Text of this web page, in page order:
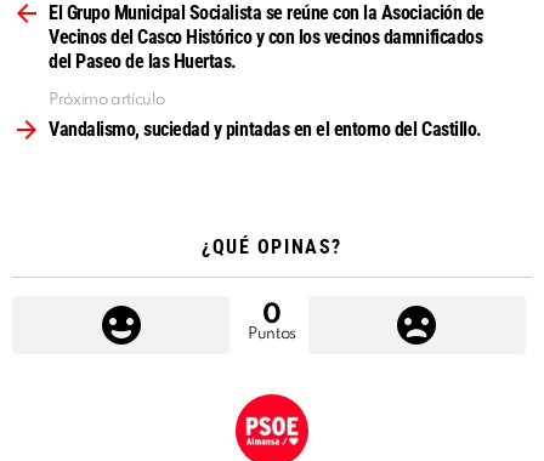
más
El Grupo Municipal Socialista se reúne con la Asociación de
Vecinos del Casco Histórico y con los vecinos damnificados
del Paseo de las Huertas.
Próximo artículo
Vandalismo, suciedad y pintadas en el entorno del Castillo.
¿QUÉ OPINAS?
0
Puntos